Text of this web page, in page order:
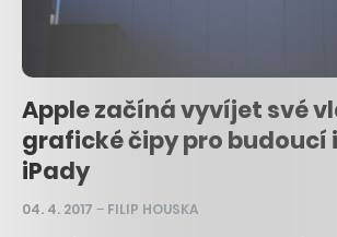
Apple začíná vyvíjet své
grafické čipy pro budoucí
iPady
04. 4. 2017 – FILIP HOUSKA